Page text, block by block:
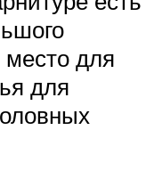
место для
для